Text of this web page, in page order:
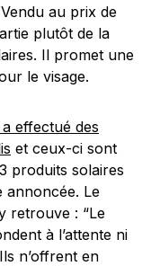
au prix de
plutôt de la
Il promet une
le visage.
effectué des
et ceux-ci sont
produits solaires
annoncée. Le
retrouve : “Le
à l’attente ni
n’offrent en